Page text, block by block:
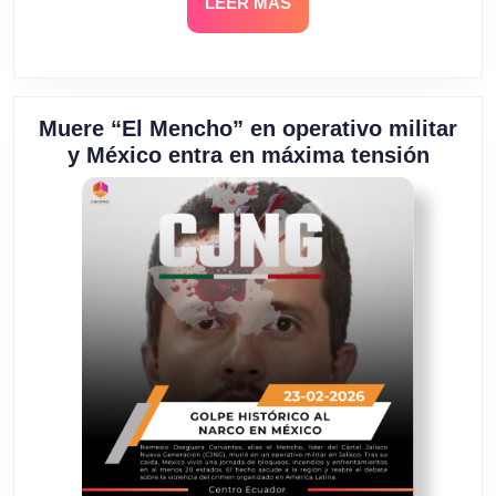
MÁS
Muere “El Mencho” en operativo militar
y México entra en máxima tensiónMuere